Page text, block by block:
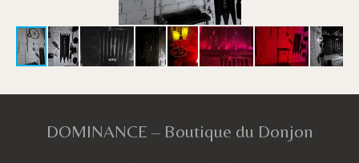
DOMINANCE – Boutique du Donjon